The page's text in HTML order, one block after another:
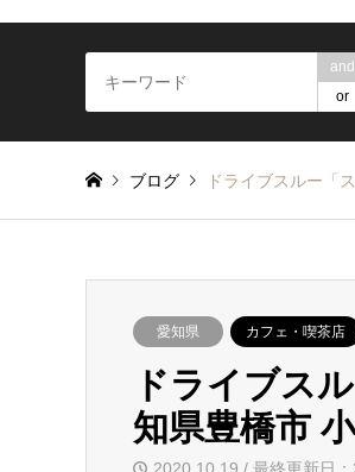
and
or
ブログ ドライブスルー「
愛知県 カフェ・喫茶店
ドライブス
知県豊橋市